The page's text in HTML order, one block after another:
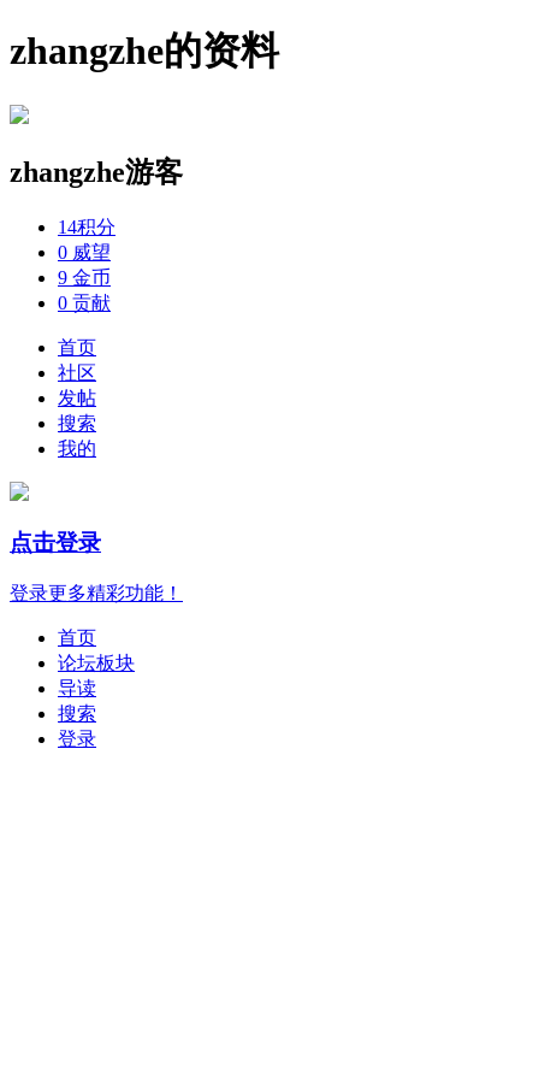
zhangzhe的资料
zhangzhe游客
14积分
0 威望
9 金币
0 贡献
首页
社区
发帖
搜索
我的
点击登录
登录更多精彩功能！
首页
论坛板块
导读
搜索
登录